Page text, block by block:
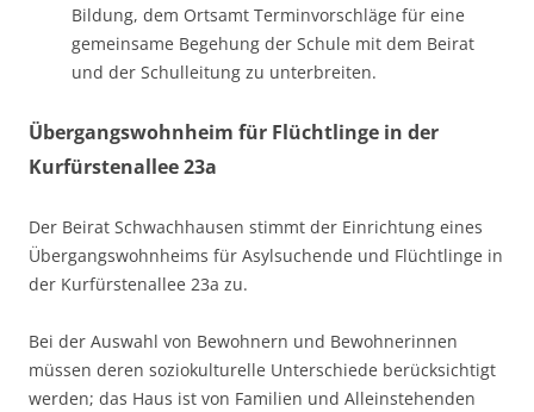
Bildung, dem Ortsamt Terminvorschläge für eine
gemeinsame Begehung der Schule mit dem Beirat
und der Schulleitung zu unterbreiten.
Übergangswohnheim für Flüchtlinge in der
Kurfürstenallee 23a
Der Beirat Schwachhausen stimmt der Einrichtung eines
Übergangswohnheims für Asylsuchende und Flüchtlinge in
der Kurfürstenallee 23a zu.
Bei der Auswahl von Bewohnern und Bewohnerinnen
müssen deren soziokulturelle Unterschiede berücksichtigt
werden; das Haus ist von Familien und Alleinstehenden